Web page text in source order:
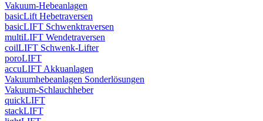
Vakuum-Hebeanlagen
basicLift Hebetraversen
basicLIFT Schwenktraversen
multiLIFT Wendetraversen
coilLIFT Schwenk-Lifter
poroLIFT
accuLIFT Akkuanlagen
Vakuumhebeanlagen Sonderlösungen
Vakuum-Schlauchheber
quickLIFT
stackLIFT